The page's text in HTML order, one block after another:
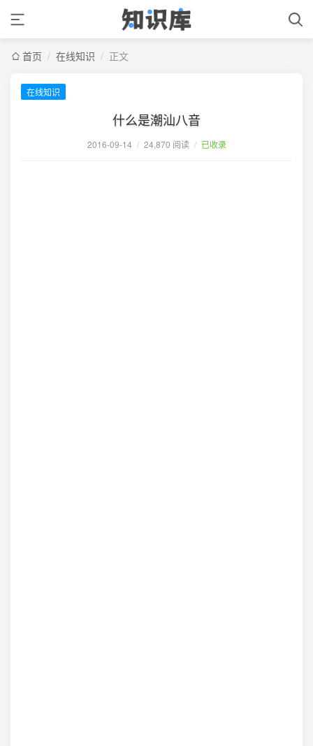
首页 / 在线知识 / 正文
在线知识
什么是潮汕八音
2016-09-14 / 24,870 阅读 / 已收录